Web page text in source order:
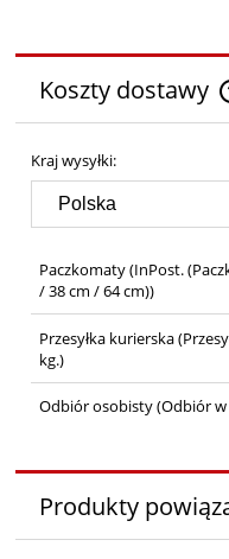
Koszty dostawy
Cena nie zawiera
Kraj wysyłki:
Paczkomaty(InPost.
/ 38 cm / 64 cm))
Przesyłka kurierska
kg.)
Odbiór osobisty(Odbiór w
Produkty